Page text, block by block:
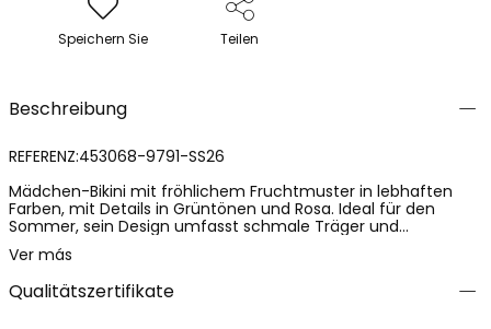
Speichern Sie Teilen
Beschreibung
REFERENZ:453068-9791-SS26
Mädchen-Bikini mit fröhlichem Fruchtmuster in lebhaften
Farben, mit Details in Grüntönen und Rosa. Ideal für den
Sommer, sein Design umfasst schmale Träger und
dekorative Knoten, die Stil verleihen. Hergestellt aus Material
mit Sonnenschutz UPF50, wasserfest, sorgt für Komfort und
Bewegungsfreiheit. Erhältlich von 2 bis 14 Jahren. Perfekt für
Strand- oder Pooltage, kombiniert er Spaß und Funktionalität
Ver más
Qualitätszertifikate